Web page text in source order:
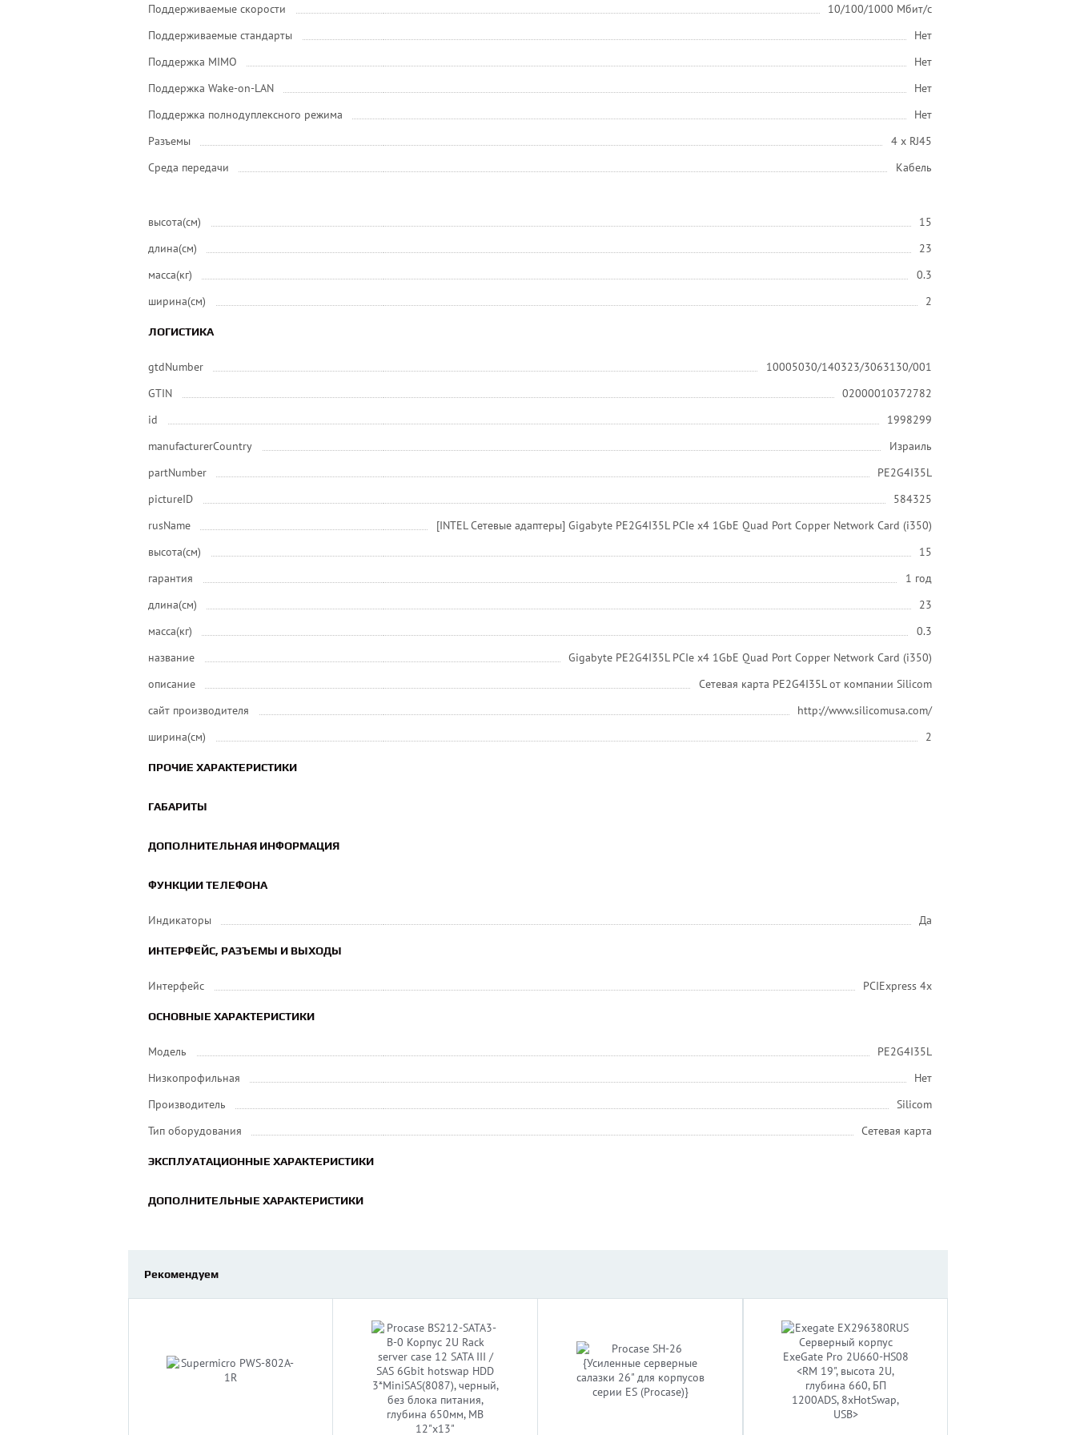
Поддерживаемые скорости
10/100/1000 Мбит/с
Поддерживаемые стандарты
Нет
Поддержка MIMO
Нет
Поддержка Wake-on-LAN
Нет
Поддержка полнодуплексного режима
Нет
Разъемы
4 х RJ45
Среда передачи
Кабель
высота(см)
15
длина(см)
23
масса(кг)
0.3
ширина(см)
2
ЛОГИСТИКА
gtdNumber
10005030/140323/3063130/001
GTIN
02000010372782
id
1998299
manufacturerCountry
Израиль
partNumber
PE2G4I35L
pictureID
584325
rusName
[INTEL Сетевые адаптеры] Gigabyte PE2G4I35L PCIe x4 1GbE Quad Port Copper Network Card (i350)
высота(см)
15
гарантия
1 год
длина(см)
23
масса(кг)
0.3
название
Gigabyte PE2G4I35L PCIe x4 1GbE Quad Port Copper Network Card (i350)
описание
Сетевая карта PE2G4I35L от компании Silicom
сайт производителя
http://www.silicomusa.com/
ширина(см)
2
ПРОЧИЕ ХАРАКТЕРИСТИКИ
ГАБАРИТЫ
ДОПОЛНИТЕЛЬНАЯ ИНФОРМАЦИЯ
ФУНКЦИИ ТЕЛЕФОНА
Индикаторы Да
ИНТЕРФЕЙС, РАЗЪЕМЫ И ВЫХОДЫ
Интерфейс PCIExpress 4x
ОСНОВНЫЕ ХАРАКТЕРИСТИКИ
Модель
PE2G4I35L
Низкопрофильная
Нет
Производитель
Silicom
Тип оборудования
Сетевая карта
ЭКСПЛУАТАЦИОННЫЕ ХАРАКТЕРИСТИКИ
ДОПОЛНИТЕЛЬНЫЕ ХАРАКТЕРИСТИКИ
Рекомендуем